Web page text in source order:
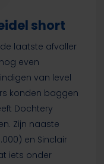
short
de laatste afvaller
even
van level
konden baggen
Dochtery
Zijn naaste
en Sinclair
iets onder